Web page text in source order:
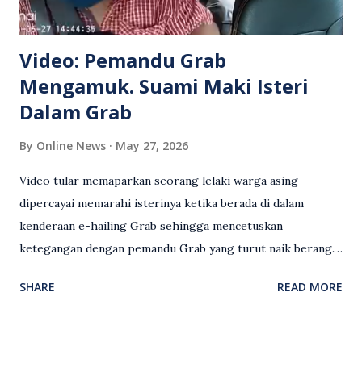
Video: Pemandu Grab
Mengamuk. Suami Maki Isteri
Dalam Grab
By Online News May 27, 2026
Video tular memaparkan seorang lelaki warga asing
dipercayai memarahi isterinya ketika berada di dalam
kenderaan e-hailing Grab sehingga mencetuskan
ketegangan dengan pemandu Grab yang turut naik berang.
antara seorang lelaki warga asing dengan pemandu Grab
SHARE READ MORE